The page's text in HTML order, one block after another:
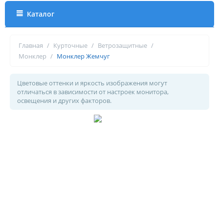
Каталог
Главная / Курточные / Ветрозащитные /
Монклер / Монклер Жемчуг
Цветовые оттенки и яркость изображения могут
отличаться в зависимости от настроек монитора,
освещения и других факторов.